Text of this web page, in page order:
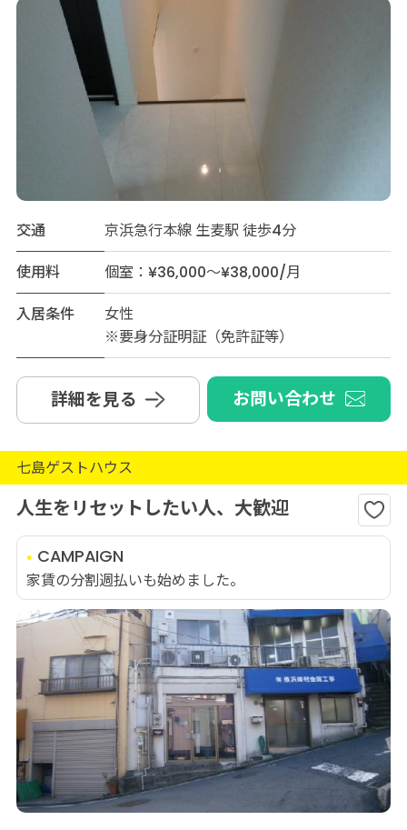
交通
京浜急行本線 生麦駅 徒歩4分
使用料
個室：¥36,000～¥38,000/月
入居条件
女性
※要身分証明証（免許証等）
詳細を見る お問い合わせ
七島ゲストハウス
人生をリセットしたい人、大歓迎
CAMPAIGN
家賃の分割週払いも始めました。